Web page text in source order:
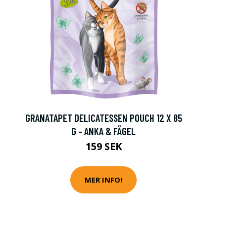
GRANATAPET DELICATESSEN POUCH 12 X 85
G - ANKA & FÅGEL
159 SEK
MER INFO!